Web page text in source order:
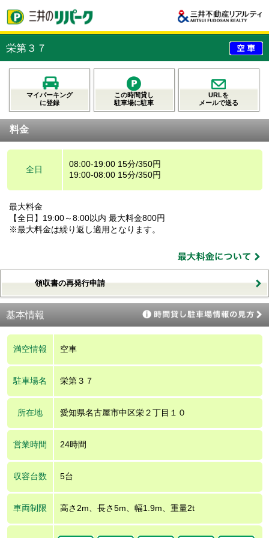
栄第３７
マイパーキング
に登録
この時間貸し
駐車場に駐車
URLを
メールで送る
料金
全日
08:00-19:00 15分/350円
19:00-08:00 15分/350円
最大料金
【全日】19:00～8:00以内 最大料金800円
※最大料金は繰り返し適用となります。
領収書の再発行申請
基本情報
満空情報 空車
駐車場名 栄第３７
所在地 愛知県名古屋市中区栄２丁目１０
営業時間 24時間
収容台数 5台
車両制限 高さ2m、長さ5m、幅1.9m、重量2t